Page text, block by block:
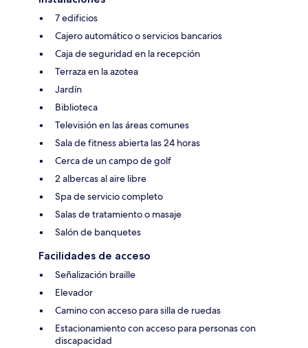
7 edificios
Cajero automático o servicios bancarios
Caja de seguridad en la recepción
Terraza en la azotea
Jardín
Biblioteca
Televisión en las áreas comunes
Sala de fitness abierta las 24 horas
Cerca de un campo de golf
2 albercas al aire libre
Spa de servicio completo
Salas de tratamiento o masaje
Salón de banquetes
Facilidades de acceso
Señalización braille
Elevador
Camino con acceso para silla de ruedas
Estacionamiento con acceso para personas con
discapacidad